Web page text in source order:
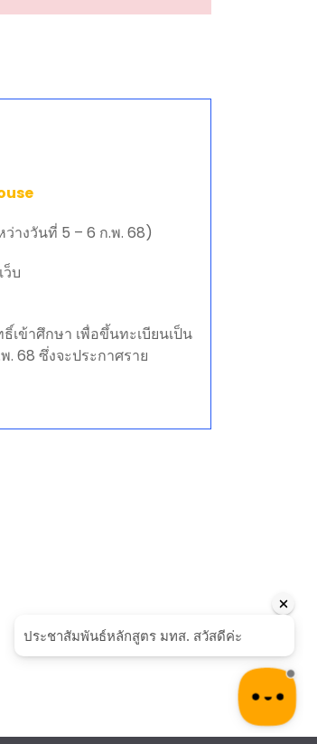
ว่างวันที่ 5 – 6 ก.พ. 68)
ว็บ
เข้าศึกษา เพื่อขึ้นทะเบียนเป็น
68 ซึ่งจะประกาศราย